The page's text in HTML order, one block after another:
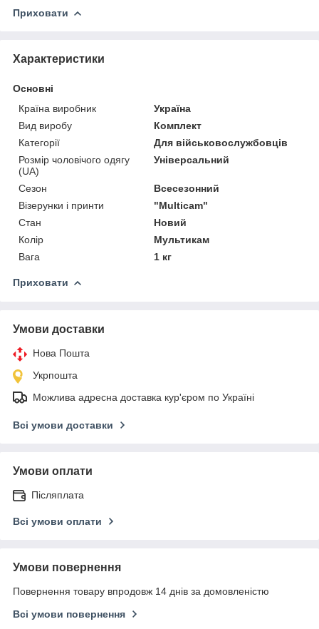
Приховати
Характеристики
Основні
Країна виробник
Україна
Вид виробу
Комплект
Категорії
Для військовослужбовців
Розмір чоловічого одягу
(UA)
Універсальний
Сезон
Всесезонний
Візерунки і принти
"Multicam"
Стан
Новий
Колір
Мультикам
Вага
1 кг
Приховати
Умови доставки
Нова Пошта
Укрпошта
Можлива адресна доставка кур'єром по Україні
Всі умови доставки
Умови оплати
Післяплата
Всі умови оплати
Умови повернення
Повернення товару впродовж 14 днів за домовленістю
Всі умови повернення